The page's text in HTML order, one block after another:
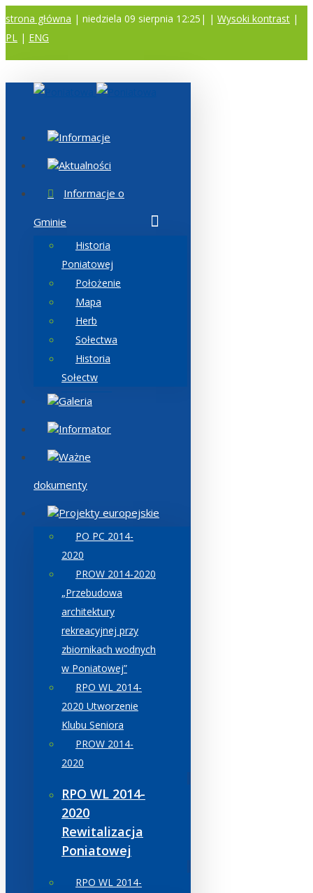
strona główna | niedziela 09 sierpnia 12:25| | Wysoki kontrast |
PL | ENG
Informacje
Aktualności
Informacje o
Gminie
Historia
Poniatowej
Położenie
Mapa
Herb
Sołectwa
Historia
Sołectw
Galeria
Informator
Ważne
dokumenty
Projekty europejskie
PO PC 2014-
2020
PROW 2014-2020
„Przebudowa
architektury
rekreacyjnej przy
zbiornikach wodnych
w Poniatowej”
RPO WL 2014-
2020 Utworzenie
Klubu Seniora
PROW 2014-
2020
RPO WL 2014-
2020
Rewitalizacja
Poniatowej
RPO WL 2014-